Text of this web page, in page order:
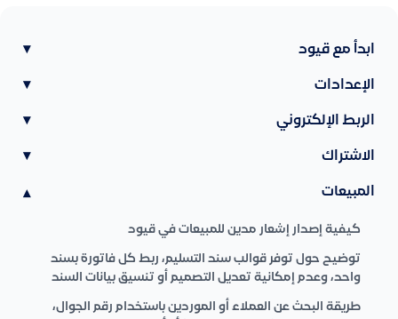
ابدأ مع قيود ▾
الإعدادات ▾
الربط الإلكتروني ▾
الاشتراك ▾
المبيعات ▾
كيفية إصدار إشعار مدين للمبيعات في قيود
توضيح حول توفر قوالب سند التسليم، ربط كل فاتورة بسند
واحد، وعدم إمكانية تعديل التصميم أو تنسيق بيانات السند
طريقة البحث عن العملاء أو الموردين باستخدام رقم الجوال،